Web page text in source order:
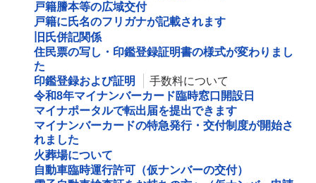
戸籍謄本等の広域交付
戸籍に氏名のフリガナが記載されます
旧氏併記関係
住民票の写し・印鑑登録証明書の様式が変わりまし
た
印鑑登録および証明
手数料について
令和8年マイナンバーカード臨時窓口開設日
マイナポータルで転出届を提出できます
マイナンバーカードの特急発行・交付制度が開始さ
れました
火葬場について
自動車臨時運行許可（仮ナンバーの交付）